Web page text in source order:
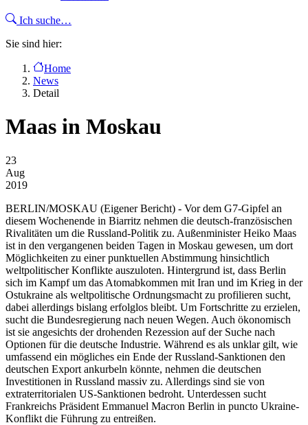
Ich suche…
Sie sind hier:
Home
News
Detail
Maas in Moskau
23
Aug
2019
BERLIN/MOSKAU (Eigener Bericht) - Vor dem G7-Gipfel an
diesem Wochenende in Biarritz nehmen die deutsch-französischen
Rivalitäten um die Russland-Politik zu. Außenminister Heiko Maas
ist in den vergangenen beiden Tagen in Moskau gewesen, um dort
Möglichkeiten zu einer punktuellen Abstimmung hinsichtlich
weltpolitischer Konflikte auszuloten. Hintergrund ist, dass Berlin
sich im Kampf um das Atomabkommen mit Iran und im Krieg in der
Ostukraine als weltpolitische Ordnungsmacht zu profilieren sucht,
dabei allerdings bislang erfolglos bleibt. Um Fortschritte zu erzielen,
sucht die Bundesregierung nach neuen Wegen. Auch ökonomisch
ist sie angesichts der drohenden Rezession auf der Suche nach
Optionen für die deutsche Industrie. Während es als unklar gilt, wie
umfassend ein mögliches ein Ende der Russland-Sanktionen den
deutschen Export ankurbeln könnte, nehmen die deutschen
Investitionen in Russland massiv zu. Allerdings sind sie von
extraterritorialen US-Sanktionen bedroht. Unterdessen sucht
Frankreichs Präsident Emmanuel Macron Berlin in puncto Ukraine-
Konflikt die Führung zu entreißen.